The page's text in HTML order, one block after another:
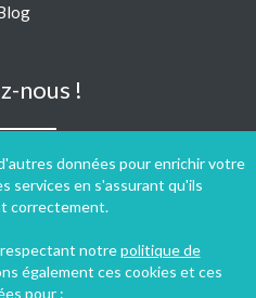
données pour enrichir votre
services en s'assurant qu'ils
correctement.
notrepolitique de
également ces cookies et ces
pour :
nous !